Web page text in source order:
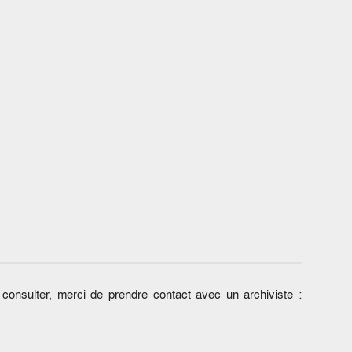
merci de prendre contact avec un archiviste :